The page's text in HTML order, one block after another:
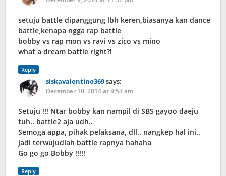
setuju battle dipanggung lbh keren,biasanya kan dance
battle,kenapa ngga rap battle
bobby vs rap mon vs ravi vs zico vs mino
what a dream battle right?!
Reply
siskavalentino369says:
December 10, 2014 at 9:53 am
Setuju !!! Ntar bobby kan nampil di SBS gayoo daeju
tuh.. battle2 aja udh..
Semoga appa, pihak pelaksana, dll.. nangkep hal ini..
jadi terwujudlah battle rapnya hahaha
Go go go Bobby !!!!!
Reply